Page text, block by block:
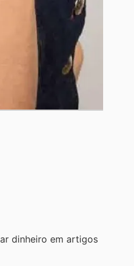
dinheiro em artigos